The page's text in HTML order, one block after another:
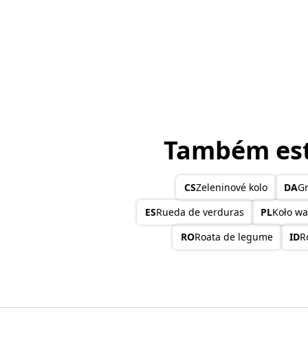
Também
CSZeleninové kolo DA
ESRueda de verduras PLKoło
RORoata de legume ID